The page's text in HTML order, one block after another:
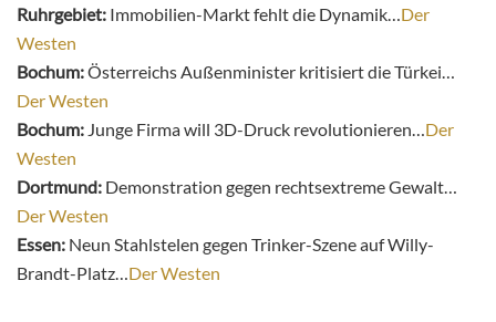
Ruhrgebiet: Immobilien-Markt fehlt die Dynamik…Der
Westen
Bochum:Österreichs Außenminister kritisiert die Türkei…
Der Westen
Bochum: Junge Firma will 3D-Druck revolutionieren…Der
Westen
Dortmund: Demonstration gegen rechtsextreme Gewalt…
Der Westen
Essen: Neun Stahlstelen gegen Trinker-Szene auf Willy-
Brandt-Platz…Der Westen